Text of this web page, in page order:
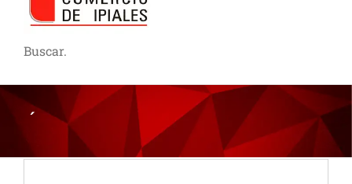
Buscar.
́